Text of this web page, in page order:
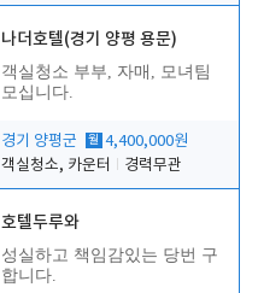
나더호텔(경기 양평 용문)
객실청소 부부, 자매, 모녀팀
모십니다.
경기 양평군 월 4,400,000원
객실청소, 카운터
경력무관
호텔두루와
성실하고 책임감있는 당번 구
합니다.